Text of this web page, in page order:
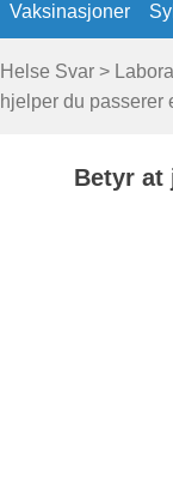
Vaksinasjoner
Helse Svar >
hjelper du passerer
Betyr at